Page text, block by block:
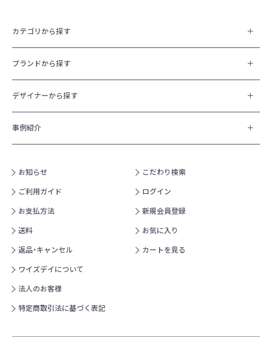
カテゴリから探す
ブランドから探す
デザイナーから探す
事例紹介
お知らせ
ご利用ガイド
お支払方法
送料
返品・キャンセル
ワイズデイについて
法人のお客様
特定商取引法に基づく表記
こだわり検索
ログイン
新規会員登録
お気に入り
カートを見る